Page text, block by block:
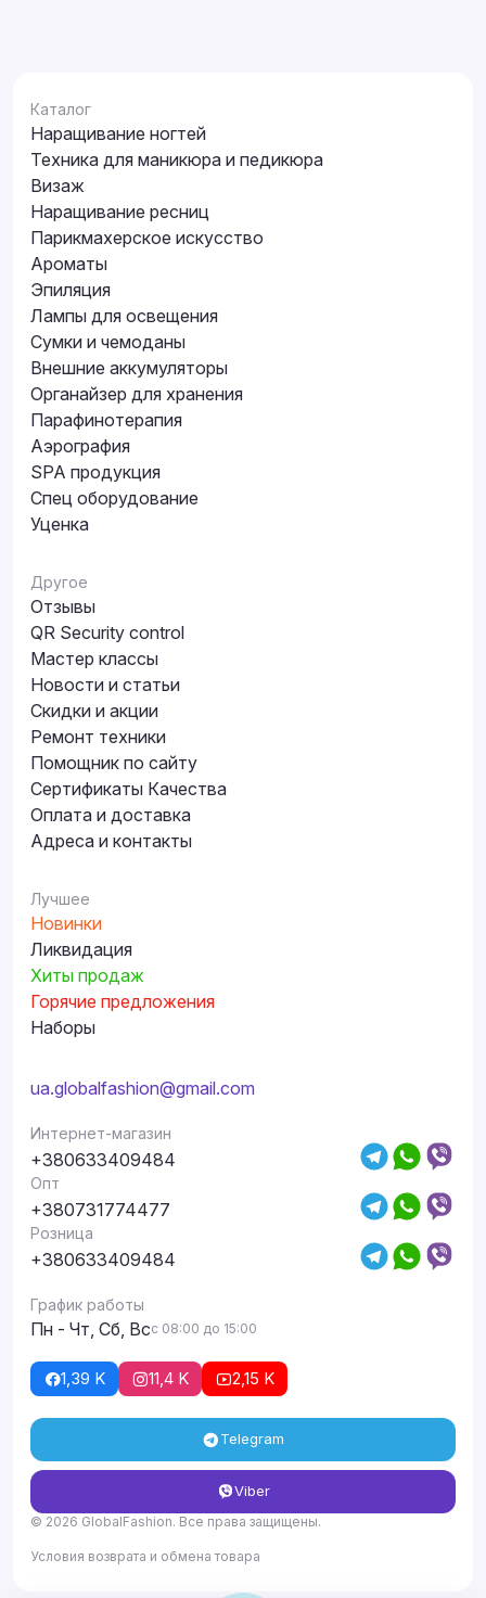
Каталог
Наращивание ногтей
Техника для маникюра и педикюра
Визаж
Наращивание ресниц
Парикмахерское искусство
Ароматы
Эпиляция
Лампы для освещения
Сумки и чемоданы
Внешние аккумуляторы
Органайзер для хранения
Парафинотерапия
Аэрография
SPA продукция
Спец оборудование
Уценка
Другое
Отзывы
QR Security control
Мастер классы
Новости и статьи
Скидки и акции
Ремонт техники
Помощник по сайту
Сертификаты Качества
Оплата и доставка
Адреса и контакты
Лучшее
Новинки
Ликвидация
Хиты продаж
Горячие предложения
Наборы
ua.globalfashion@gmail.com
Интернет-магазин
+380633409484
Опт
+380731774477
Розница
+380633409484
График работы
Пн - Чт, Сб, Всс 08:00 до 15:00
1,39 K 11,4 K 2,15 K
Telegram
Viber
© 2026 GlobalFashion. Все права защищены.
Условия возврата и обмена товара